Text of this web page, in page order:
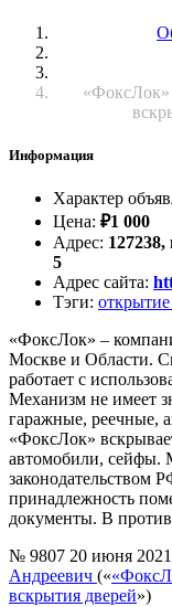
«ФоксЛок»
Информация
Характер
Цена: ₽1 000
Адрес:
5
Адрес сайта:
Тэги:
«ФоксЛок» –
Москве и Области.
работает с
Механизм не имеет
гаражные, реечные,
«ФоксЛок»
автомобили, сейфы.
законодательством
принадлежность
документы. В
№ 9807 20 июня
Андреевич («
вскрытия дверей»)